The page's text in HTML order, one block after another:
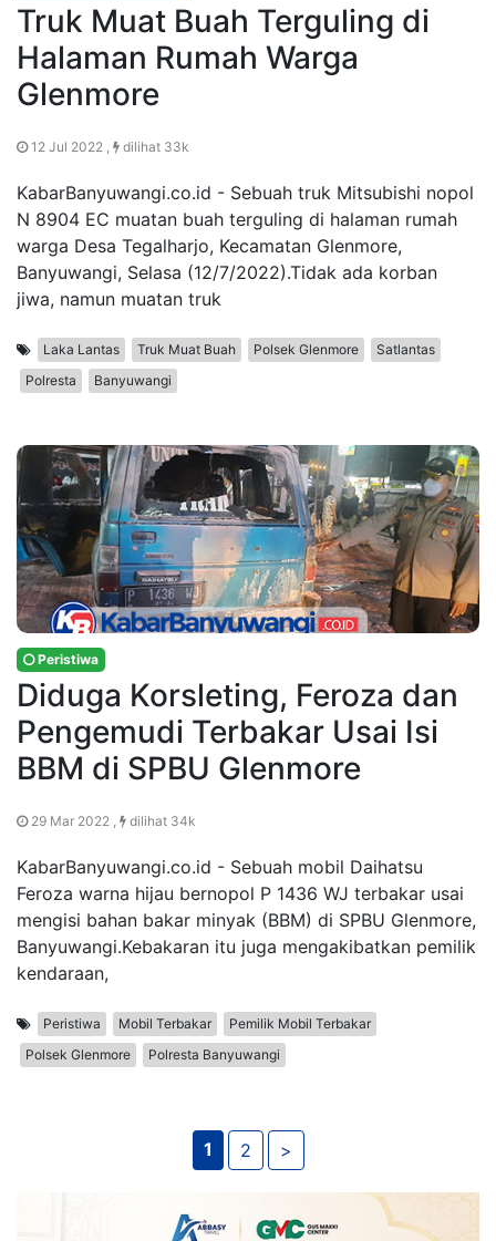
Truk Muat Buah Terguling di
Halaman Rumah Warga
Glenmore
12 Jul 2022 , dilihat 33k
KabarBanyuwangi.co.id - Sebuah truk Mitsubishi nopol
N 8904 EC muatan buah terguling di halaman rumah
warga Desa Tegalharjo, Kecamatan Glenmore,
Banyuwangi, Selasa (12/7/2022).Tidak ada korban
jiwa, namun muatan truk
Laka Lantas Truk Muat Buah Polsek Glenmore
Satlantas
Polresta
Banyuwangi
Peristiwa
Diduga Korsleting, Feroza dan
Pengemudi Terbakar Usai Isi
BBM di SPBU Glenmore
29 Mar 2022 , dilihat 34k
KabarBanyuwangi.co.id - Sebuah mobil Daihatsu
Feroza warna hijau bernopol P 1436 WJ terbakar usai
mengisi bahan bakar minyak (BBM) di SPBU Glenmore,
Banyuwangi.Kebakaran itu juga mengakibatkan pemilik
kendaraan,
Peristiwa Mobil Terbakar
Pemilik Mobil Terbakar
Polsek Glenmore
Polresta Banyuwangi
1 2 >